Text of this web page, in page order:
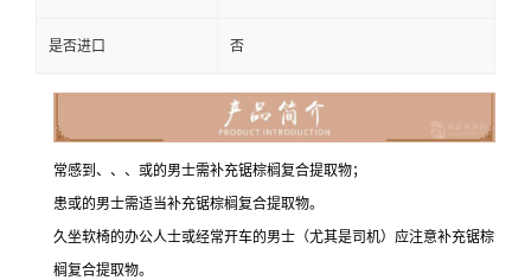
是否进口 否
常感到、、、或的男士需补充锯棕榈复合提取物；
患或的男士需适当补充锯棕榈复合提取物。
久坐软椅的办公人士或经常开车的男士（尤其是司机）应注意补充锯棕
榈复合提取物。